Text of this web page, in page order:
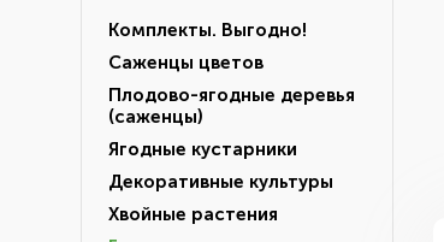
Комплекты. Выгодно!
Саженцы цветов
Плодово-ягодные деревья
(саженцы)
Ягодные кустарники
Декоративные культуры
Хвойные растения